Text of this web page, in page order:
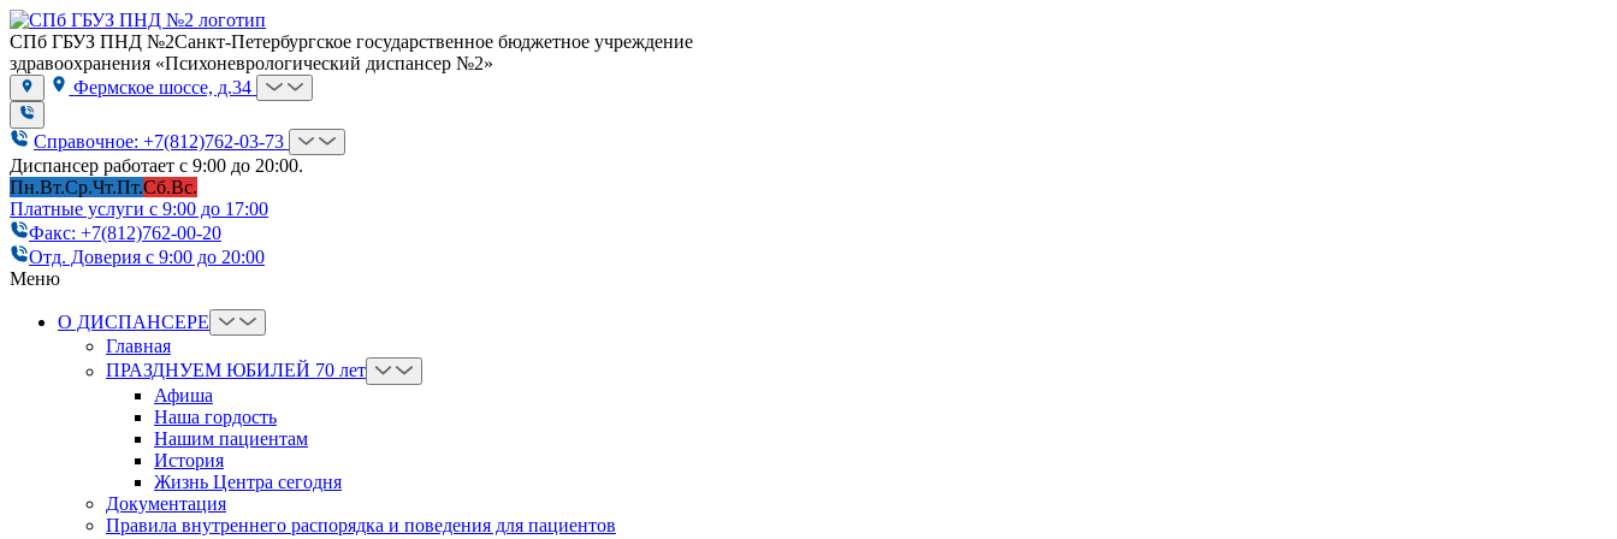
СПб ГБУЗ ПНД №2Санкт-Петербургское государственное бюджетное учреждение
здравоохранения «Психоневрологический диспансер №2»
Фермское шоссе, д.34
Справочное: +7(812)762-03-73
Диспансер работает с 9:00 до 20:00.
Пн.Вт.Ср.Чт.Пт.Сб.Вс.
Платные услуги с 9:00 до 17:00
Факс: +7(812)762-00-20
Отд. Доверия с 9:00 до 20:00
Меню
О ДИСПАНСЕРЕ
Главная
ПРАЗДНУЕМ ЮБИЛЕЙ 70 лет
Афиша
Наша гордость
Нашим пациентам
История
Жизнь Центра сегодня
Документация
Правила внутреннего распорядка и поведения для пациентов